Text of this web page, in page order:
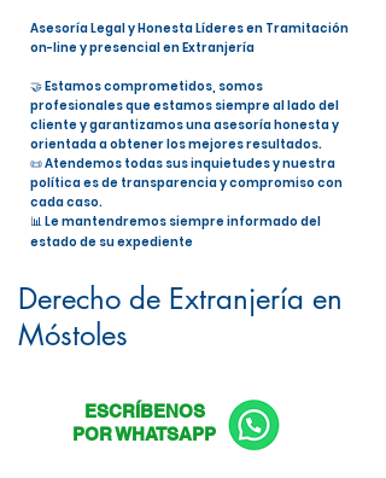
Asesoría Legal y Honesta Líderes en Tramitación
on-line y presencial en Extranjería
🤝 Estamos comprometidos, somos
profesionales que estamos siempre al lado del
cliente y garantizamos una asesoría honesta y
orientada a obtener los mejores resultados.
📜 Atendemos todas sus inquietudes y nuestra
política es de transparencia y compromiso con
cada caso.
📊 Le mantendremos siempre informado del
estado de su expediente
Derecho de Extranjería en
Móstoles
ESCRÍBENOS
POR WHATSAPP